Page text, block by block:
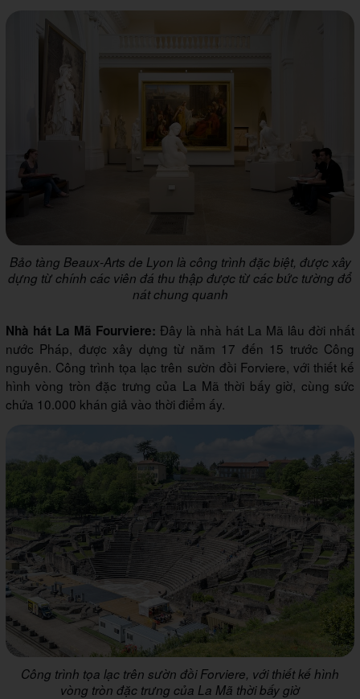
Bảo tàng Beaux-Arts de Lyon là công trình đặc biệt, được xây
dựng từ chính các viên đá thu thập được từ các bức tường đổ
nát chung quanh
Nhà hát La Mã Fourviere: Đây là nhà hát La Mã lâu đời nhất
nước Pháp, được xây dựng từ năm 17 đến 15 trước Công
nguyên. Công trình tọa lạc trên sườn đồi Forviere, với thiết kế
hình vòng tròn đặc trưng của La Mã thời bấy giờ, cùng sức
chứa 10.000 khán giả vào thời điểm ấy.
Công trình tọa lạc trên sườn đồi Forviere, với thiết kế hình
vòng tròn đặc trưng của La Mã thời bấy giờ